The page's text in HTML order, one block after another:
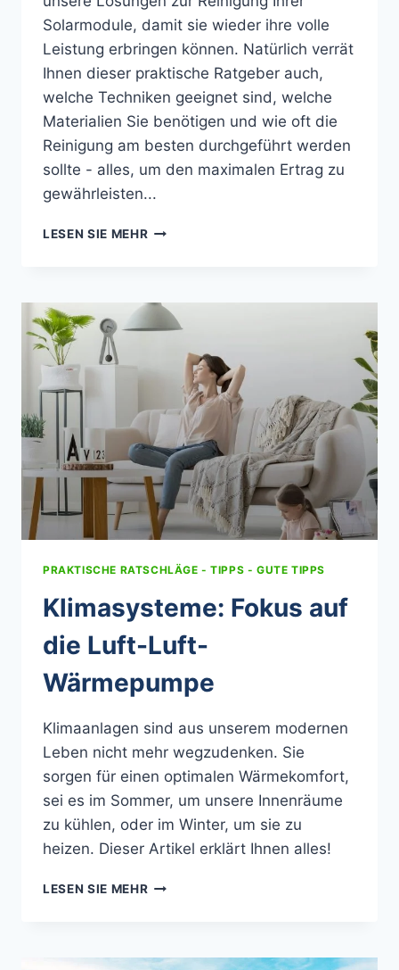
Solarmodule, damit sie wieder ihre volle
Leistung erbringen können. Natürlich verrät
Ihnen dieser praktische Ratgeber auch,
welche Techniken geeignet sind, welche
Materialien Sie benötigen und wie oft die
Reinigung am besten durchgeführt werden
sollte - alles, um den maximalen Ertrag zu
gewährleisten...
LESEN SIE MEHR WIE
MODULE
REINIGEN:
UMFASSENDER
LEITFADEN
(2025)
PRAKTISCHE RATSCHLÄGE - TIPPS - GUTE TIPPS
Klimasysteme: Fokus auf
die Luft-Luft-
Wärmepumpe
Klimaanlagen sind aus unserem modernen
Leben nicht mehr wegzudenken. Sie
sorgen für einen optimalen Wärmekomfort,
sei es im Sommer, um unsere Innenräume
zu kühlen, oder im Winter, um sie zu
heizen. Dieser Artikel erklärt Ihnen alles!
LESEN SIE MEHR KLIMASYSTEME:
LUFT-